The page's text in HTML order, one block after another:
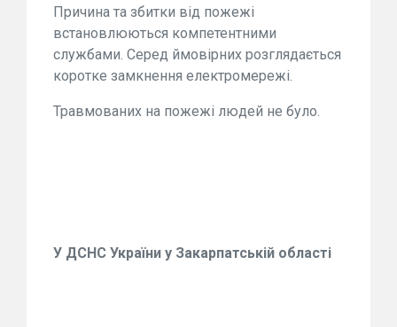
Причина та збитки від пожежі
встановлюються компетентними
службами. Серед ймовірних розглядається
коротке замкнення електромережі.
Травмованих на пожежі людей не було.
У ДСНС України у Закарпатській області